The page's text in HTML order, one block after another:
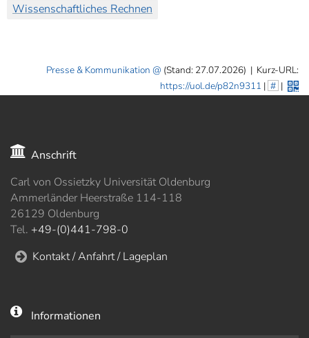
Wissenschaftliches Rechnen
Presse & Kommunikation (Stand: 27.07.2026) | Kurz-URL:
https://uol.de/p82n9311 | # |
Anschrift
Carl von Ossietzky Universität Oldenburg
Ammerländer Heerstraße 114-118
26129 Oldenburg
Tel. +49-(0)441-798-0
Kontakt / Anfahrt / Lageplan
Informationen